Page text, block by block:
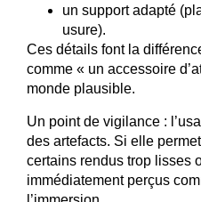
un support adapté
usure).
Ces détails font la
comme « un accessoire
monde plausible.
Un point de vigilance :
des artefacts. Si elle
certains rendus trop lisses
immédiatement perçus